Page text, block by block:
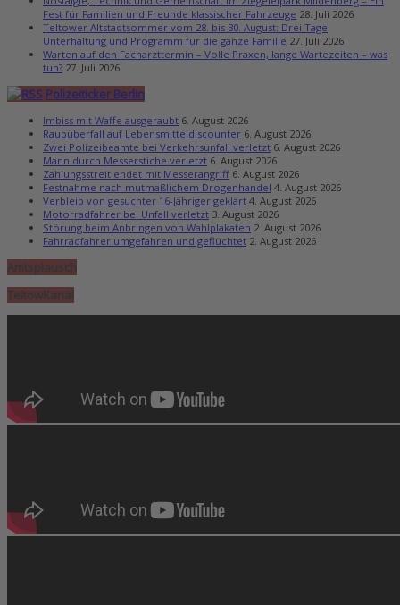
Fest für Familien und Freunde klassischer Fahrzeuge 28. Juli 2026
Teltower Altstadtsommer vom 28. bis 30. August: Drei Tage
Unterhaltung und Programm für die ganze Familie 27. Juli 2026
Warten auf den Facharzttermin – Volle Praxen, lange Wartezeiten – was
tun? 27. Juli 2026
Polizeiticker Berlin
Imbiss mit Waffe ausgeraubt 6. August 2026
Raubüberfall auf Lebensmitteldiscounter 6. August 2026
Zwei Polizeibeamte bei Verkehrsunfall verletzt 6. August 2026
Mann durch Messerstiche verletzt 6. August 2026
Zahlungsstreit endet mit Messerangriff 6. August 2026
Festnahme nach mutmaßlichem Drogenhandel 4. August 2026
Verbleib von gesuchter 16-Jähriger geklärt 4. August 2026
Motorradfahrer bei Unfall verletzt 3. August 2026
Störung beim Anbringen von Wahlplakaten 2. August 2026
Fahrradfahrer umgefahren und geflüchtet 2. August 2026
Amtsplausch
TeltowKanal